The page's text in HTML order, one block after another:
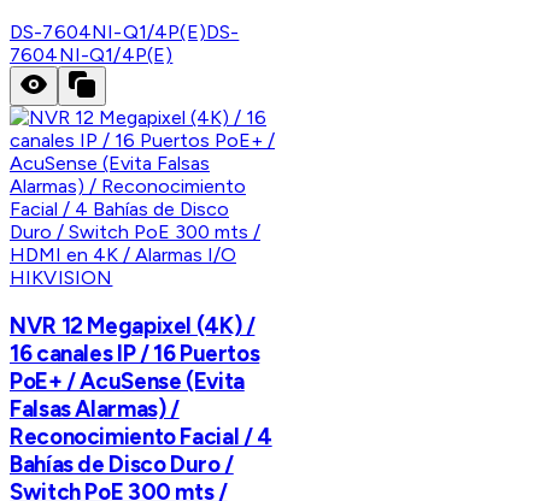
DS-7604NI-Q1/4P(E)DS-
7604NI-Q1/4P(E)
HIKVISION
NVR 12 Megapixel (4K) /
16 canales IP / 16 Puertos
PoE+ / AcuSense (Evita
Falsas Alarmas) /
Reconocimiento Facial / 4
Bahías de Disco Duro /
Switch PoE 300 mts /